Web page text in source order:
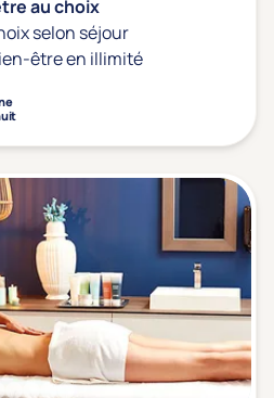
Spa
être
(0)
du monde
(3)
(0)
(1)
au choix
selon séjour
être en illimité